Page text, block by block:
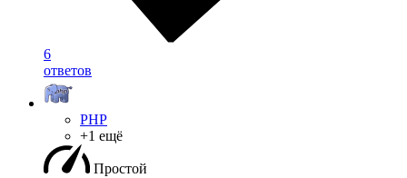
6
ответов
PHP
+1 ещё
Простой